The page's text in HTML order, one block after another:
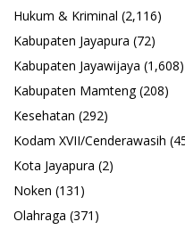
Hukum & Kriminal (2,116)
Kabupaten Jayapura (72)
Kabupaten Jayawijaya (1,608)
Kabupaten Mamteng(208)
Kesehatan (292)
Kodam XVII/Cenderawasih
Kota Jayapura (2)
Noken (131)
Olahraga (371)